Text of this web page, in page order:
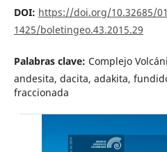
DOI: https://doi.org/10.32685/
1425/boletingeo.43.2015.29
Palabras clave: Complejo
andesita, dacita, adakita,
fraccionada